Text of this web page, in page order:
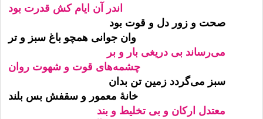
اندر آن ایام کش قدرت بود
صحت و زور دل و قوت بود
وان جوانی همچو باغ سبز و تر
می‌رساند بی دریغی بار و بر
چشمه‌های قوت و شهوت روان
سبز می‌گردد زمین تن بدان
خانهٔ معمور و سقفش بس بلند
معتدل ارکان و بی تخلیط و بند